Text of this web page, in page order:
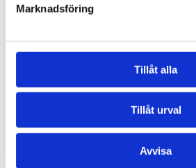
Marknadsföring
Tillåt alla
Tillåt urval
Avvisa